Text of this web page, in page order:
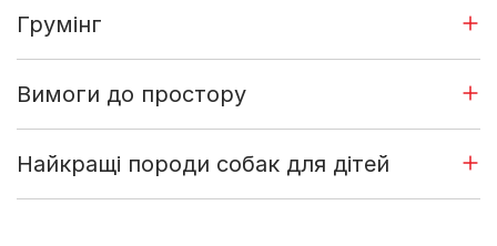
Грумінг
Вимоги до простору
Найкращі породи собак для дітей